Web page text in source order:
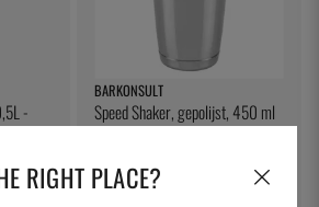
-
BARKONSULT
Speed Shaker, gepolijst, 450 ml
- Barkonsult
€ 9
RIGHT PLACE?